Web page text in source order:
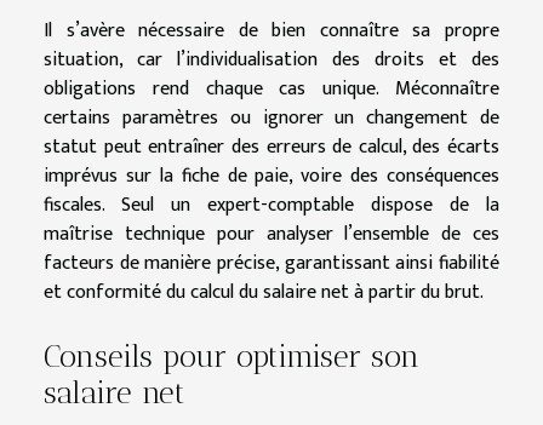
Il s’avère nécessaire de bien connaître sa propre
situation, car l’individualisation des droits et des
obligations rend chaque cas unique. Méconnaître
certains paramètres ou ignorer un changement de
statut peut entraîner des erreurs de calcul, des écarts
imprévus sur la fiche de paie, voire des conséquences
fiscales. Seul un expert-comptable dispose de la
maîtrise technique pour analyser l’ensemble de ces
facteurs de manière précise, garantissant ainsi fiabilité
et conformité du calcul du salaire net à partir du brut.
Conseils pour optimiser son
salaire net